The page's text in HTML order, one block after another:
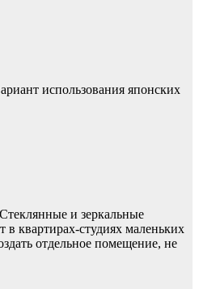
использования японских
Стеклянные и зеркальные
в квартирах-студиях маленьких
отдельное помещение, не